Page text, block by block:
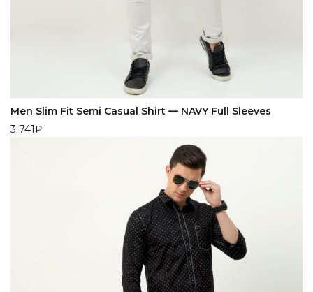
Men Slim Fit Semi Casual Shirt — NAVY Full Sleeves
3 741₽